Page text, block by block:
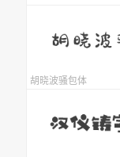
胡晓波骚包体